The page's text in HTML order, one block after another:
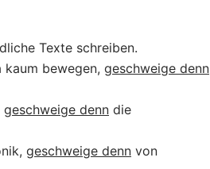
Texte schreiben.
bewegen, geschweige denn
geschweige denn die
geschweige denn von